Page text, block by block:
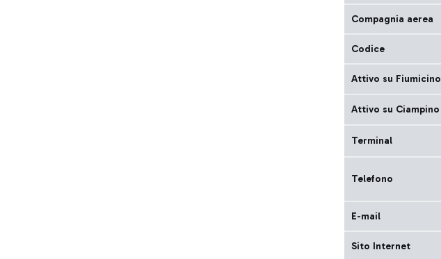
Compagnia aerea
Codice
Attivo su Fiumicino
Attivo su Ciampino
Terminal
Telefono
E-mail
Sito Internet